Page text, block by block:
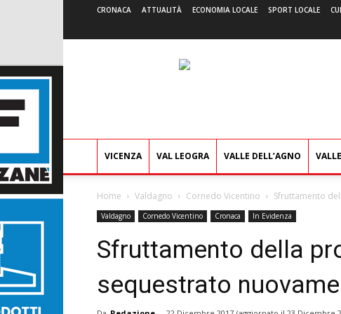
CRONACA ATTUALITÀ ECONOMIA LOCALE SPORT LOCALE
VICENZA VAL LEOGRA VALLE DELL’AGNO
Home Valdagno Cornedo Vicentino Sfruttamento
Valdagno Cornedo Vicentino Cronaca In Evidenza
Sfruttamento della
sequestrato